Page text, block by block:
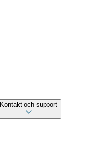
Kontakt och support